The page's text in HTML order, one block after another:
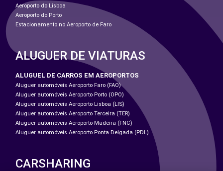
Aeroporto do Lisboa
Aeroporto do Porto
Estacionamento no Aeroporto de Faro
ALUGUER DE VIATURAS
ALUGUEL DE CARROS EM AEROPORTOS
Aluguer automóveis Aeroporto Faro (FAO)
Aluguer automóveis Aeroporto Porto (OPO)
Aluguer automóveis Aeroporto Lisboa (LIS)
Aluguer automóveis Aeroporto Terceira (TER)
Aluguer automóveis Aeroporto Madeira (FNC)
Aluguer automóveis Aeroporto Ponta Delgada (PDL)
CARSHARING